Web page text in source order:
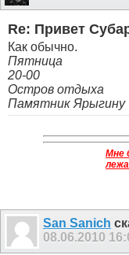
Re: Привет
Как обычно.
Пятница
20-00
Остров отдыха
Памятник Ярыгину
Мне
San Sanich
08.06.2010